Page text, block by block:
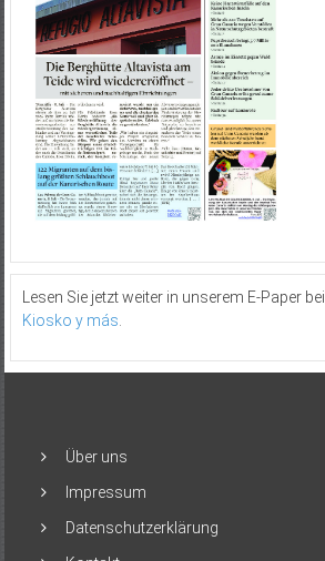
Lesen Sie jetzt weiter in unserem E-Paper bei
Kiosko y más
Über uns
Impressum
Datenschutzerklärung